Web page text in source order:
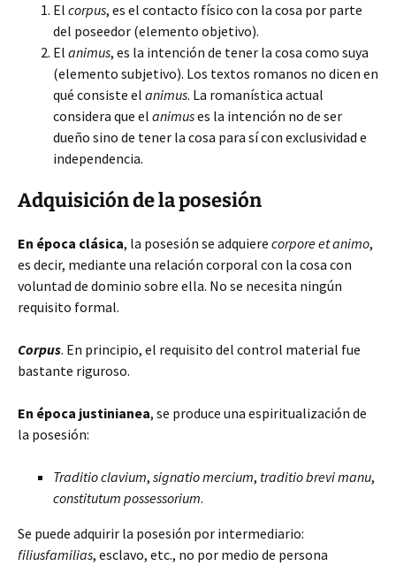
El corpus, es el contacto físico con la cosa por parte
del poseedor (elemento objetivo).
El animus, es la intención de tener la cosa como suya
(elemento subjetivo). Los textos romanos no dicen en
qué consiste el animus. La romanística actual
considera que el animuses la intención no de ser
dueño sino de tener la cosa para sí con exclusividad e
independencia.
Adquisición de la posesión
En época clásica, la posesión se adquiere corpore et animo,
es decir, mediante una relación corporal con la cosa con
voluntad de dominio sobre ella. No se necesita ningún
requisito formal.
Corpus. En principio, el requisito del control material fue
bastante riguroso.
En época justinianea, se produce una espiritualización de
la posesión:
Traditio clavium, signatio mercium, traditio brevi manu,
constitutum possessorium.
Se puede adquirir la posesión por intermediario:
filiusfamilias, esclavo, etc., no por medio de persona